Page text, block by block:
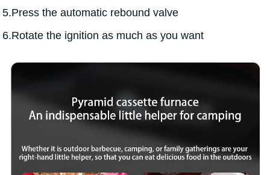
5.Press the automatic rebound valve
6.Rotate the ignition as much as you want